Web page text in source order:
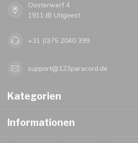
Oosterwerf 4
1911 JB Uitgeest
+31 (0)75 2040 399
support@123paracord.de
Kategorien
Informationen